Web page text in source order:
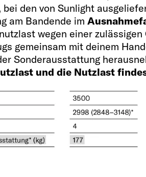
den von Sunlight
am Bandende im
wegen einer
gemeinsam mit deinem
Sonderausstattung
und die Nutzlast
84